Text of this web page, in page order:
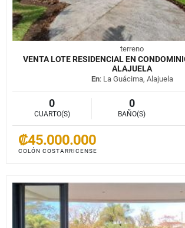
terreno
VENTA LOTE RESIDENCIAL EN
ALAJUELA
En: La Guácima, Alajuela
0
CUARTO(S)
0
BAÑO(S)
₡45.000.000
COLÓN COSTARRICENSE